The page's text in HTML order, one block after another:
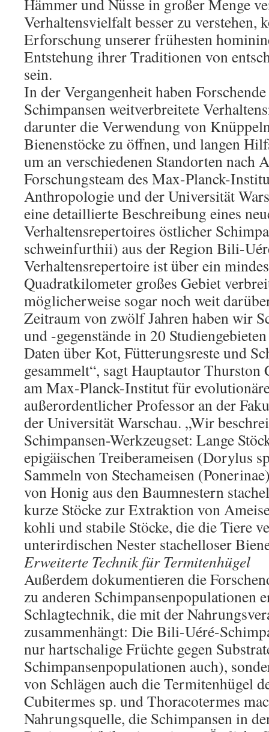
Hämmer und Nüsse in großer Menge
Verhaltensvielfalt besser zu verstehen,
Erforschung unserer frühesten
Entstehung ihrer Traditionen von
sein.
In der Vergangenheit haben
Schimpansen weitverbreitete
darunter die Verwendung von
Bienenstöcke zu öffnen, und langen
um an verschiedenen Standorten nach
Forschungsteam des Max-Planck-
Anthropologie und der Universität
eine detaillierte Beschreibung eines
Verhaltensrepertoires östlicher
schweinfurthii) aus der Region Bili-
Verhaltensrepertoire ist über ein
Quadratkilometer großes Gebiet
möglicherweise sogar noch weit
Zeitraum von zwölf Jahren haben wir
und -gegenstände in 20
Daten über Kot, Fütterungsreste und
gesammelt“, sagt Hauptautor Thurston
am Max-Planck-Institut für
außerordentlicher Professor an der
der Universität Warschau. „Wir
Schimpansen-Werkzeugset: Lange
epigäischen Treiberameisen (Dorylus
Sammeln von Stechameisen
von Honig aus den Baumnestern
kurze Stöcke zur Extraktion von
kohli und stabile Stöcke, die die Tiere
unterirdischen Nester stachelloser
Erweiterte Technik für Termitenhügel
Außerdem dokumentieren die
zu anderen Schimpansenpopulationen
Schlagtechnik, die mit der
zusammenhängt: Die Bili-Uéré-
nur hartschalige Früchte gegen
Schimpansenpopulationen auch),
von Schlägen auch die Termitenhügel
Cubitermes sp. und Thoracotermes
Nahrungsquelle, die Schimpansen in